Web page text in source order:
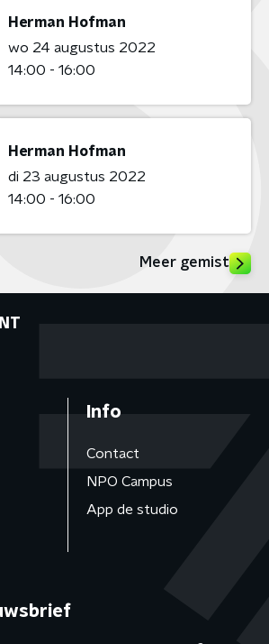
Herman Hofman
wo 24 augustus 2022
14:00 - 16:00
Herman Hofman
di 23 augustus 2022
14:00 - 16:00
Meer gemist
Info
Contact
NPO Campus
App de studio